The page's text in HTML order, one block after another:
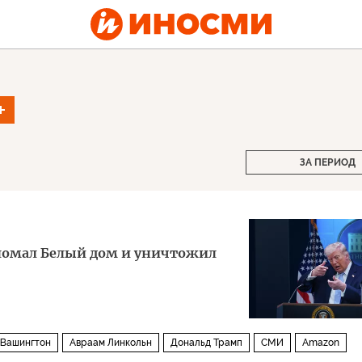
ЗА ПЕРИОД
Белый дом и уничтожил
Авраам Линкольн Дональд Трамп СМИ Amazon